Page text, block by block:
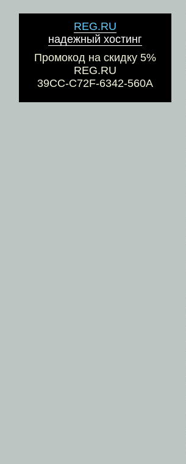
REG.RU
надежный хостинг
Промокод на скидку 5%
REG.RU
39CC-C72F-6342-560A